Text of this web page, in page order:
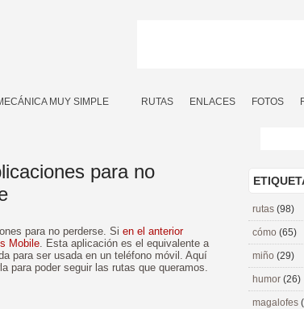
MUY SIMPLE RUTAS ENLACES FOTOS
para no
para no perderse. Si en el anterior
Mobile. Esta aplicación es el equivalente a
para ser usada en un teléfono móvil. Aquí
para poder seguir las rutas que queramos.
rutas (98)
cómo (65)
miño (29)
humor (26)
magalofes